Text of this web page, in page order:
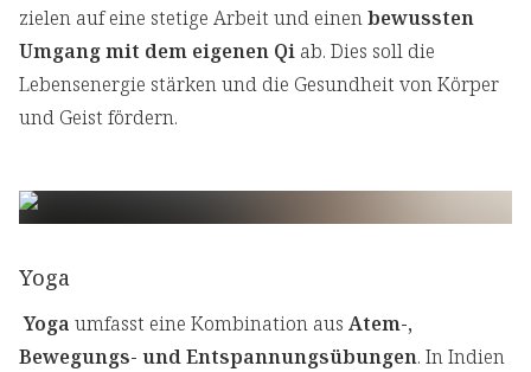
zielen auf eine stetige Arbeit und einenbewussten
Umgang mit dem eigenen Qi ab. Dies soll die
Lebensenergie stärken und die Gesundheit von Körper
und Geist fördern.
Yoga
Yoga umfasst eine Kombination aus Atem-,
Bewegungs- und Entspannungsübungen. In Indien